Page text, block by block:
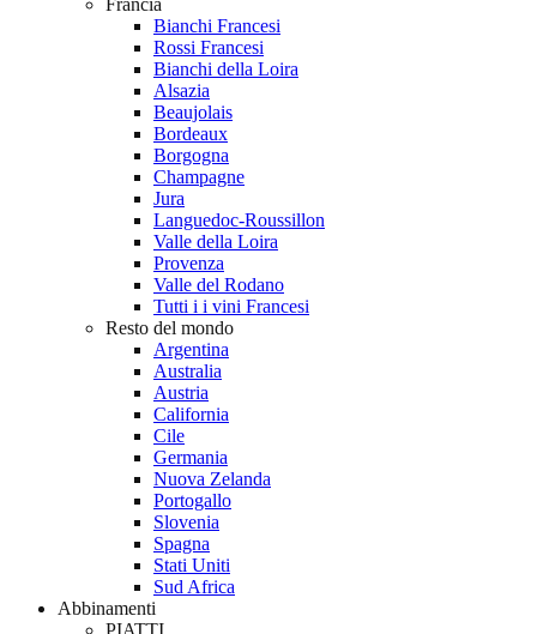
Francia
Bianchi Francesi
Rossi Francesi
Bianchi della Loira
Alsazia
Beaujolais
Bordeaux
Borgogna
Champagne
Jura
Languedoc-Roussillon
Valle della Loira
Provenza
Valle del Rodano
Tutti i i vini Francesi
Resto del mondo
Argentina
Australia
Austria
California
Cile
Germania
Nuova Zelanda
Portogallo
Slovenia
Spagna
Stati Uniti
Sud Africa
Abbinamenti